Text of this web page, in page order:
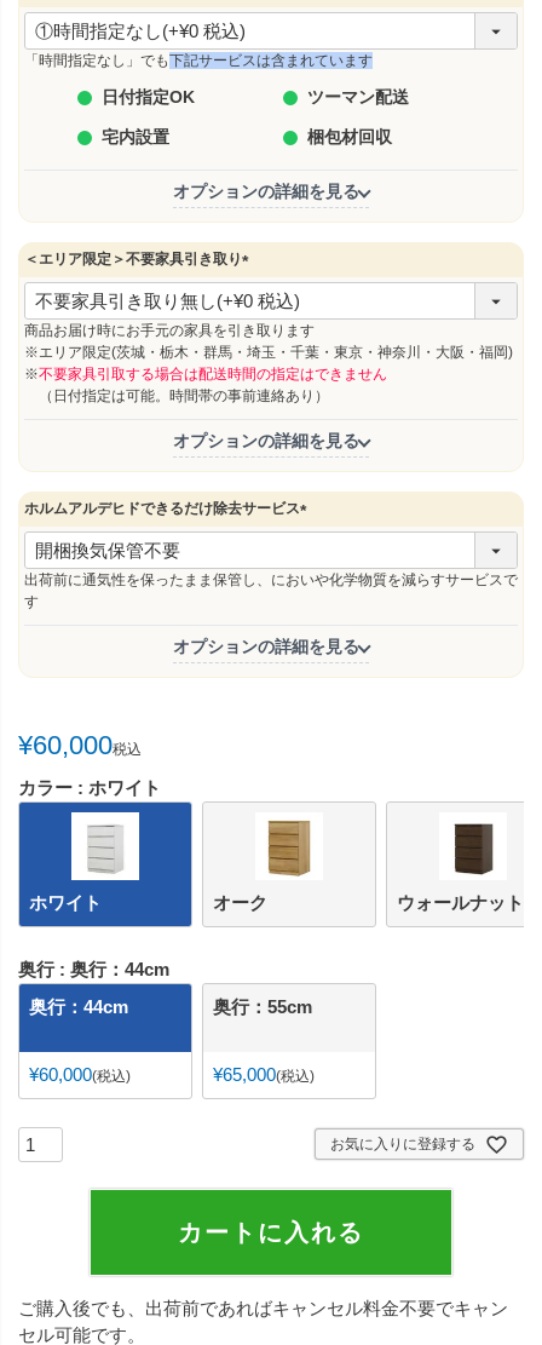
(
必
須
「時間指定なし」でも下記サービスは含まれています
日付指定OK ツーマン配送
宅内設置 梱包材回収
オプションの詳細を見る
＜エリア限定＞不要家具引き取り
(
必
須
商品お届け時にお手元の家具を引き取ります
※エリア限定(茨城・栃木・群馬・埼玉・千葉・東京・神奈川・大阪・福岡)
※不要家具引取する場合は配送時間の指定はできません
（日付指定は可能。時間帯の事前連絡あり）
オプションの詳細を見る
ホルムアルデヒドできるだけ除去サービス
(
須
出荷前に通気性を保ったまま保管し、においや化学物質を減らすサービスで
す
オプションの詳細を見る
¥60,000税込
カラー ホワイト
ホワイト オーク ウォールナット
奥行
奥行：44cm
奥行：44cm
¥60,000 税込
奥行：55cm
¥65,000 税込
お気に入りに登録する
カートに入れる
ご購入後でも、出荷前であればキャンセル料金不要でキャン
セル可能です。